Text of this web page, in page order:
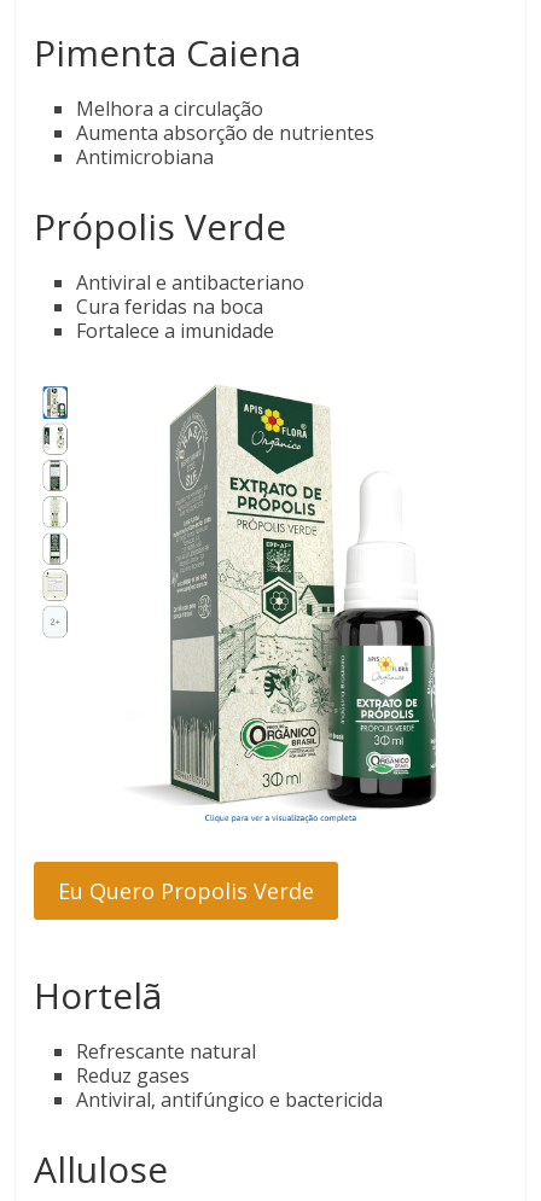
Pimenta Caiena
Melhora a circulação
Aumenta absorção de nutrientes
Antimicrobiana
Própolis Verde
Antiviral e antibacteriano
Cura feridas na boca
Fortalece a imunidade
Eu Quero Propolis Verde
Hortelã
Refrescante natural
Reduz gases
Antiviral, antifúngico e bactericida
Allulose